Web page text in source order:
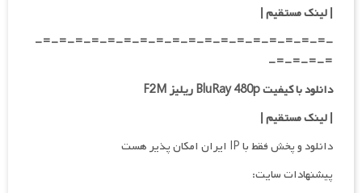
| لینک مستقیم|
-=-=-=-=-=-=-=-=-=-=-=-=-=-=-=-=-=-=-
=-=-=-=-
دانلود با کیفیت BluRay 480p ریلیز F2M
| لینک مستقیم|
دانلود و پخش فقط با IP ایران امکان پذیر هست
پیشنهادات سایت: